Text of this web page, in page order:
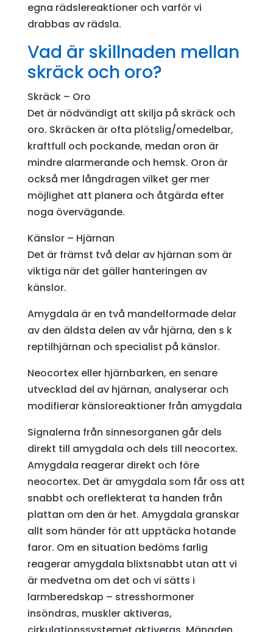
egna rädslereaktioner och varför vi
drabbas av rädsla.
Vad är skillnaden mellan
skräck och oro?
Skräck – Oro
Det är nödvändigt att skilja på skräck och
oro. Skräcken är ofta plötslig/omedelbar,
kraftfull och pockande, medan oron är
mindre alarmerande och hemsk. Oron är
också mer långdragen vilket ger mer
möjlighet att planera och åtgärda efter
noga övervägande.
Känslor – Hjärnan
Det är främst två delar av hjärnan som är
viktiga när det gäller hanteringen av
känslor.
Amygdala är en två mandelformade delar
av den äldsta delen av vår hjärna, den s k
reptilhjärnan och specialist på känslor.
Neocortex eller hjärnbarken, en senare
utvecklad del av hjärnan, analyserar och
modifierar känsloreaktioner från amygdala
Signalerna från sinnesorganen går dels
direkt till amygdala och dels till neocortex.
Amygdala reagerar direkt och före
neocortex. Det är amygdala som får oss att
snabbt och oreflekterat ta handen från
plattan om den är het. Amygdala granskar
allt som händer för att upptäcka hotande
faror. Om en situation bedöms farlig
reagerar amygdala blixtsnabbt utan att vi
är medvetna om det och vi sätts i
larmberedskap – stresshormoner
insöndras, muskler aktiveras,